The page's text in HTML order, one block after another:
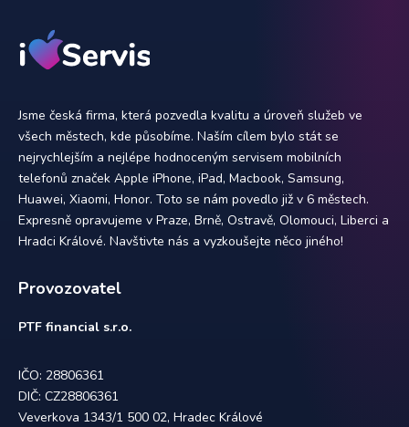
Jsme česká firma, která pozvedla kvalitu a úroveň služeb ve
všech městech, kde působíme. Naším cílem bylo stát se
nejrychlejším a nejlépe hodnoceným servisem mobilních
telefonů značek Apple iPhone, iPad, Macbook, Samsung,
Huawei, Xiaomi, Honor. Toto se nám povedlo již v 6 městech.
Expresně opravujeme v Praze, Brně, Ostravě, Olomouci, Liberci a
Hradci Králové. Navštivte nás a vyzkoušejte něco jiného!
Provozovatel
PTF financial s.r.o.
IČO: 28806361
DIČ: CZ28806361
Veverkova 1343/1 500 02, Hradec Králové